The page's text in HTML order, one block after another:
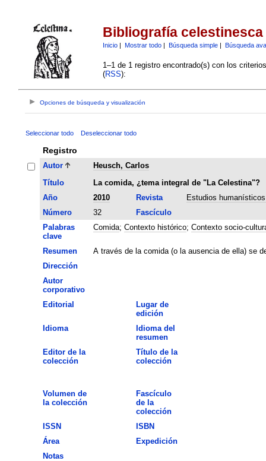
Bibliografía celestinesca
Inicio| Mostrar todo| Búsqueda simple| Búsqueda
1–1 de 1 registro encontrado(s) con los
(RSS):
Opciones de búsqueda y visualización
Seleccionar todo Deseleccionar todo
Registro
Autor
Heusch, Carlos
Título
La comida, ¿tema integral de "La Celestina"?
Año
2010 Revista
Estudios
Número
32
Fascículo
Palabras
clave
Comida; Contexto histórico; Contexto socio-
Resumen
A través de la comida (o la ausencia de ella) se
Dirección
Autor
corporativo
Editorial
Lugar de
edición
Idioma
Idioma del
resumen
Editor de la
colección
Título de la
colección
Volumen de
la colección
Fascículo
de la
colección
ISSN
ISBN
Área
Expedición
Notas